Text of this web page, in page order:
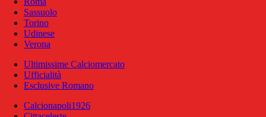
Sassuolo
Torino
Udinese
Verona
Ultimissime Calciomercato
Ufficialità
Esclusive Romano
Calcionapoli1926